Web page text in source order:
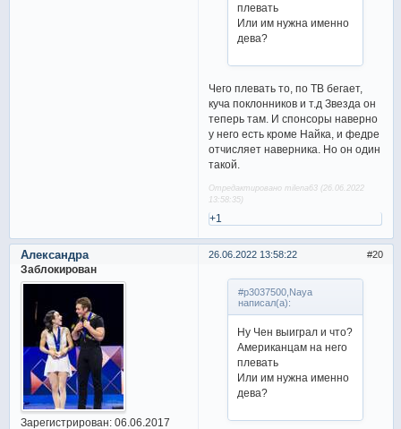
плевать
Или им нужна именно
дева?
Чего плевать то, по TВ бегает,
куча поклонников и т.д Звезда он
теперь там. И спонсоры наверно
у него есть кроме Найка, и федре
отчисляет наверника. Но он один
такой.
Отредактировано milena63 (26.06.2022
13:58:35)
+1
20
26.06.2022 13:58:22
Александра
Заблокирован
Зарегистрирован: 06.06.2017
#p3037500,Naya
написал(а):
Ну Чен выиграл и что?
Американцам на него
плевать
Или им нужна именно
дева?